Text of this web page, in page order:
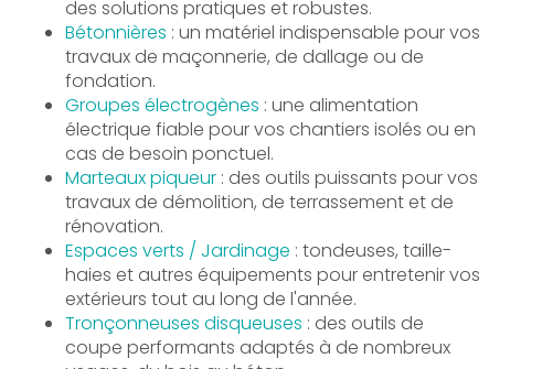
des solutions pratiques et robustes.
Bétonnières : un matériel indispensable pour vos
travaux de maçonnerie, de dallage ou de
fondation.
Groupes électrogènes : une alimentation
électrique fiable pour vos chantiers isolés ou en
cas de besoin ponctuel.
Marteaux piqueur: des outils puissants pour vos
travaux de démolition, de terrassement et de
rénovation.
Espaces verts / Jardinage : tondeuses, taille-
haies et autres équipements pour entretenir vos
extérieurs tout au long de l'année.
Tronçonneuses disqueuses : des outils de
coupe performants adaptés à de nombreux